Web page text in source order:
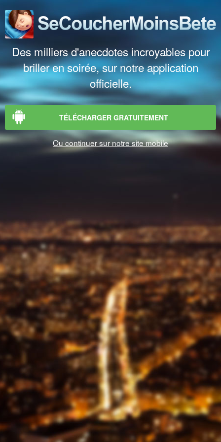
Des milliers d'anecdotes incroyables pour
briller en soirée, sur notre application
officielle.
TÉLÉCHARGER GRATUITEMENT
Ou continuer sur notre site mobile